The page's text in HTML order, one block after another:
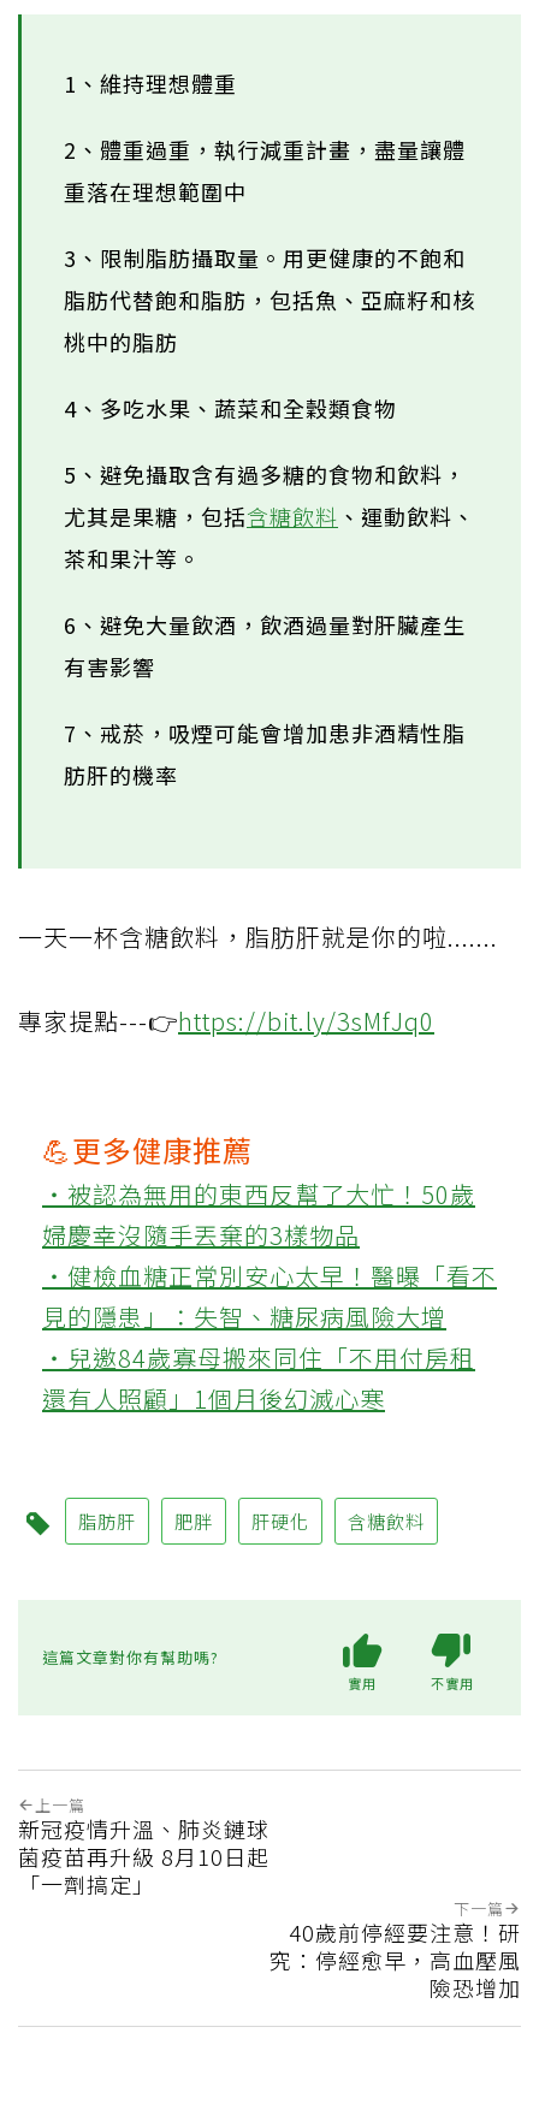
1、維持理想體重
2、體重過重，執行減重計畫，盡量讓體
重落在理想範圍中
3、限制脂肪攝取量。用更健康的不飽和
脂肪代替飽和脂肪，包括魚、亞麻籽和核
桃中的脂肪
4、多吃水果、蔬菜和全穀類食物
5、避免攝取含有過多糖的食物和飲料，
尤其是果糖，包括含糖飲料 、運動飲料、
茶和果汁等。
6、避免大量飲酒，飲酒過量對肝臟產生
有害影響
7、戒菸，吸煙可能會增加患非酒精性脂
肪肝的機率
一天一杯含糖飲料，脂肪肝就是你的啦.......
專家提點---👉https://bit.ly/3sMfJq0
💪更多健康推薦
‧被認為無用的東西反幫了大忙！50歲
婦慶幸沒隨手丟棄的3樣物品
‧健檢血糖正常別安心太早！醫曝「看不
見的隱患」：失智、糖尿病風險大增
‧兒邀84歲寡母搬來同住「不用付房租
還有人照顧」1個月後幻滅心寒
脂肪肝 肥胖 肝硬化 含糖飲料
這篇文章對你有幫助嗎?
實用 不實用
上一篇
新冠疫情升溫、肺炎鏈球
菌疫苗再升級 8月10日起
「一劑搞定」
下一篇
40歲前停經要注意！研
究：停經愈早，高血壓風
險恐增加